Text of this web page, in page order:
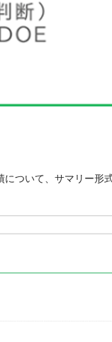
ついて、サマリー